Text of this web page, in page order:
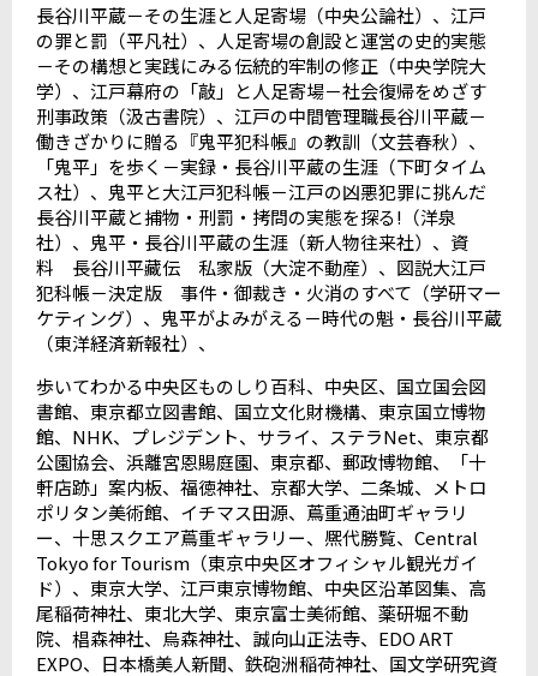
長谷川平蔵－その生涯と人足寄場（中央公論社）、江戸
の罪と罰（平凡社）、人足寄場の創設と運営の史的実態
－その構想と実践にみる伝統的牢制の修正（中央学院大
学）、江戸幕府の「敲」と人足寄場－社会復帰をめざす
刑事政策（汲古書院）、江戸の中間管理職長谷川平蔵－
働きざかりに贈る『鬼平犯科帳』の教訓（文芸春秋）、
「鬼平」を歩く－実録・長谷川平蔵の生涯（下町タイム
ス社）、鬼平と大江戸犯科帳－江戸の凶悪犯罪に挑んだ
長谷川平蔵と捕物・刑罰・拷問の実態を探る! （洋泉
社）、鬼平・長谷川平蔵の生涯（新人物往来社）、資
料 長谷川平藏伝 私家版（大淀不動産）、図説大江戸
犯科帳－決定版 事件・御裁き・火消のすべて（学研マー
ケティング）、鬼平がよみがえる－時代の魁・長谷川平蔵
（東洋経済新報社）、
歩いてわかる中央区ものしり百科、中央区、国立国会図
書館、東京都立図書館、国立文化財機構、東京国立博物
館、 NHK、プレジデント、サライ、ステラNet、東京都
公園協会、浜離宮恩賜庭園、東京都、郵政博物館、「十
軒店跡」案内板、福徳神社、京都大学、二条城、メトロ
ポリタン美術館、イチマス田源、蔦重通油町ギャラリ
ー、十思スクエア蔦重ギャラリー、熈代勝覧、 Central
Tokyo for Tourism （東京中央区オフィシャル観光ガイ
ド）、東京大学、江戸東京博物館、中央区沿革図集、高
尾稲荷神社、東北大学、東京富士美術館、薬研堀不動
院、椙森神社、烏森神社、誠向山正法寺、 EDO ART
EXPO、日本橋美人新聞、鉄砲洲稲荷神社、国文学研究資